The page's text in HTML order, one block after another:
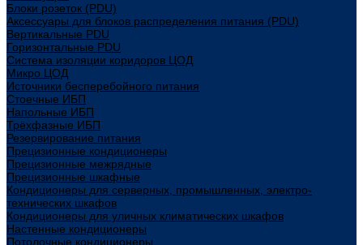
Блоки розеток (PDU)
Аксессуары для блоков распределения питания (PDU)
Вертикальные PDU
Горизонтальные PDU
Система изоляции коридоров ЦОД
Микро ЦОД
Источники бесперебойного питания
Стоечные ИБП
Напольные ИБП
Трёхфазные ИБП
Резервирование питания
Прецизионные кондиционеры
Прецизионные межрядные
Прецизионные шкафные
Кондиционеры для серверных, промышленных, электро-
технических шкафов
Кондиционеры для уличных климатических шкафов
Настенные кондиционеры
Потолочные кондиционеры